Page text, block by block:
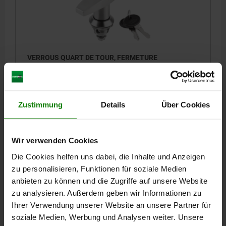
Zustimmung Details Über Cookies
Wir verwenden Cookies
Die Cookies helfen uns dabei, die Inhalte und Anzeigen
zu personalisieren, Funktionen für soziale Medien
anbieten zu können und die Zugriffe auf unsere Website
zu analysieren. Außerdem geben wir Informationen zu
Ihrer Verwendung unserer Website an unsere Partner für
soziale Medien, Werbung und Analysen weiter. Unsere
VERROUS QUART DE TOUR, FERMETURE
65,30 CHF
hors frais d’envoi
DÉTAILS
CAO